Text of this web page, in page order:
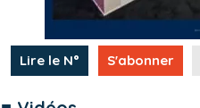
Lire le N° S'abonner